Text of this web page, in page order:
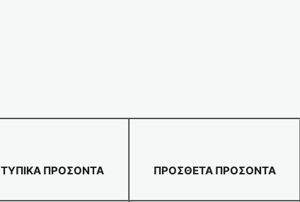
ΤΥΠΙΚΑ ΠΡΟΣΟΝΤΑ ΠΡΟΣΘΕΤΑ ΠΡΟΣΟΝΤΑ